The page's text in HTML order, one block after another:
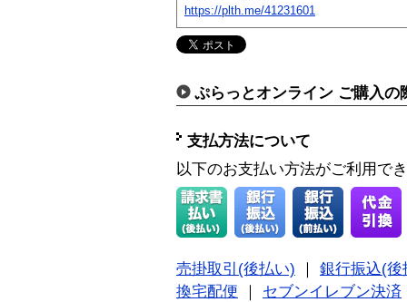
https://plth.me/41231601
ぷらっとオンライン ご購入の
支払方法について
以下のお支払い方法がご利用で
売掛取引(後払い)
銀行振込(後
換宅配便
セブンイレブン決済